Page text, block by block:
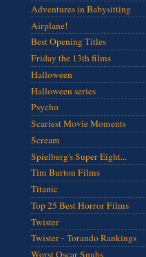
Adventures in Babysitting
Airplane!
Best Opening Titles
Friday the 13th films
Halloween
Halloween series
Psycho
Scariest Movie Moments
Scream
Spielberg's Super Eight...
Tim Burton Films
Titanic
Top 25 Best Horror Films
Twister
Twister - Torando Rankings
Worst Oscar Snubs